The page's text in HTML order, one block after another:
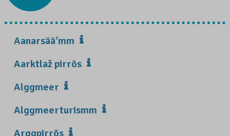
Aanarsääʹmm
Aarktlaž pirrõs
Alggmeer
Alggmeerturismm
Arggpirrõs